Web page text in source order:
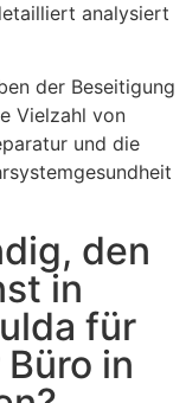
analysiert
der Beseitigung
Vielzahl von
und die
den
in
für
in